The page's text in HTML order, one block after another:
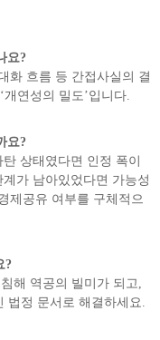
요?
화 흐름 등 간접사실의 결
연성의 밀도’입니다.
요?
상태였다면 인정 폭이
가 남아있었다면 가능성
제공유 여부를 구체적으
?
해 역공의 빌미가 되고,
법정 문서로 해결하세요.